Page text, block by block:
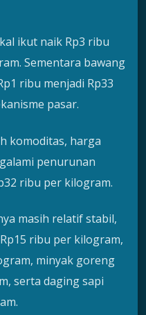
ikut naik Rp3 ribu
Sementara bawang
ribu menjadi Rp33
pasar.
komoditas, harga
penurunan
ribu per kilogram.
masih relatif stabil,
ribu per kilogram,
minyak goreng
serta daging sapi